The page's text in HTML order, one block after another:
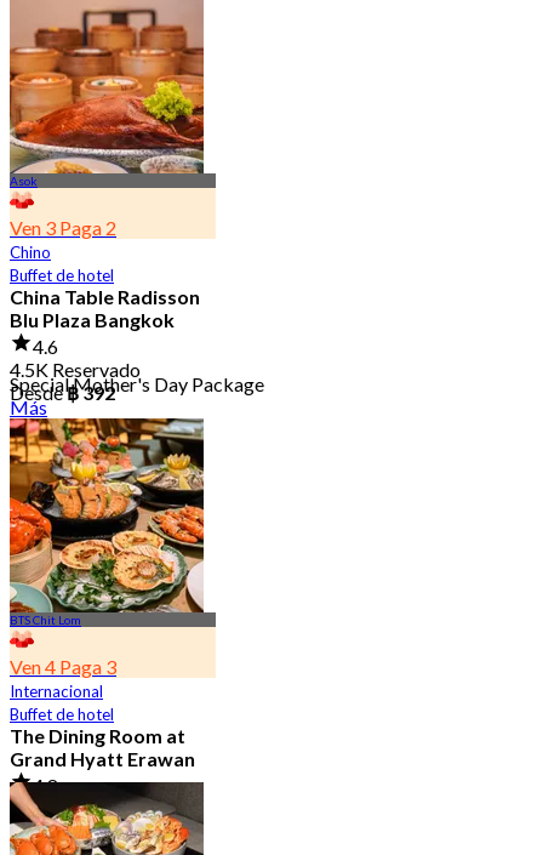
5K Reservado
Desde฿ 294.25
Asok
Ven 3 Paga 2
Chino
Buffet de hotel
China Table Radisson
Blu Plaza Bangkok
4.6
4.5K Reservado
Desde฿ 392
Special Mother's Day Package
Más
BTS Chit Lom
Ven 4 Paga 3
Internacional
Buffet de hotel
The Dining Room at
Grand Hyatt Erawan
4.8
21.2K Reservado
Desde฿ 1,087.5